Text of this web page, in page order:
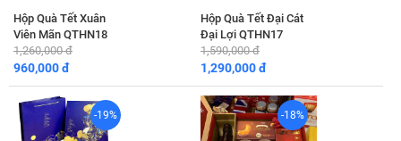
Hộp Quà Tết Xuân
Viên Mãn QTHN18
1,260,000 đ
960,000 đ
Hộp Quà Tết Đại Cát
Đại Lợi QTHN17
1,590,000 đ
1,290,000 đ
-19% -18%